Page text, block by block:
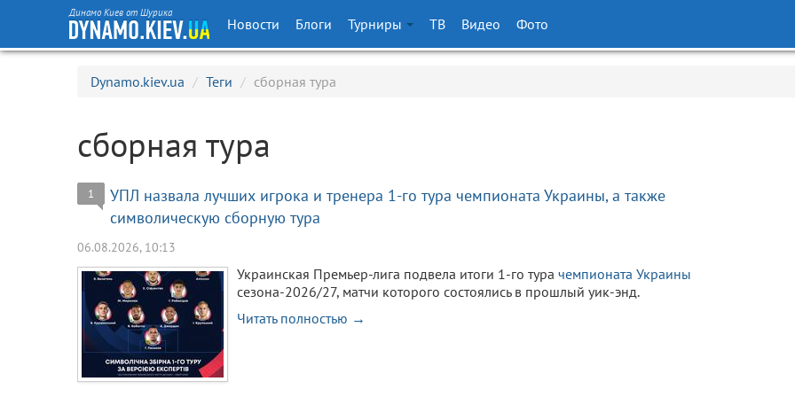
Динамо Киев от Шурика
Новости Блоги Турниры ТВ Видео Фото
Dynamo.kiev.ua / Теги / сборная тура
сборная тура
1
УПЛ назвала лучших игрока и тренера 1-го тура чемпионата Украины, а также
символическую сборную тура
06.08.2026, 10:13
Украинская Премьер-лига подвела итоги 1-го тура чемпионата Украины
сезона-2026/27, матчи которого состоялись в прошлый уик-энд.
Читать полностью →